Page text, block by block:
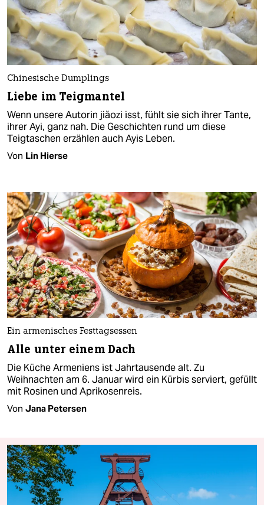
Chinesische Dumplings
Liebe im Teigmantel
Wenn unsere Autorin jiăozi isst, fühlt sie sich ihrer Tante,
ihrer Ayi, ganz nah. Die Geschichten rund um diese
Teigtaschen erzählen auch Ayis Leben.
Von Lin Hierse
Ein armenisches Festtagsessen
Alle unter einem Dach
Die Küche Armeniens ist Jahrtausende alt. Zu
Weihnachten am 6. Januar wird ein Kürbis serviert, gefüllt
mit Rosinen und Aprikosenreis.
Von Jana Petersen